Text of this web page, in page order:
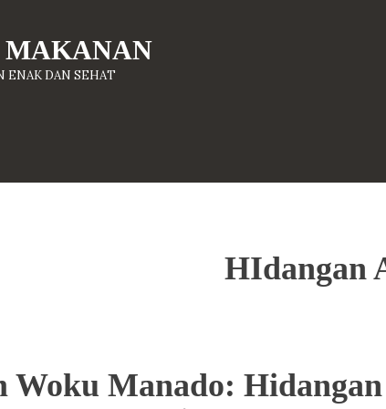
MAKANAN
ENAK DAN SEHAT
HIdangan
Woku Manado: Hidangan